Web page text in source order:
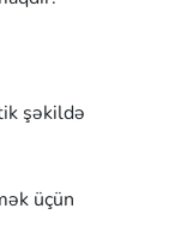
şəkildə
üçün